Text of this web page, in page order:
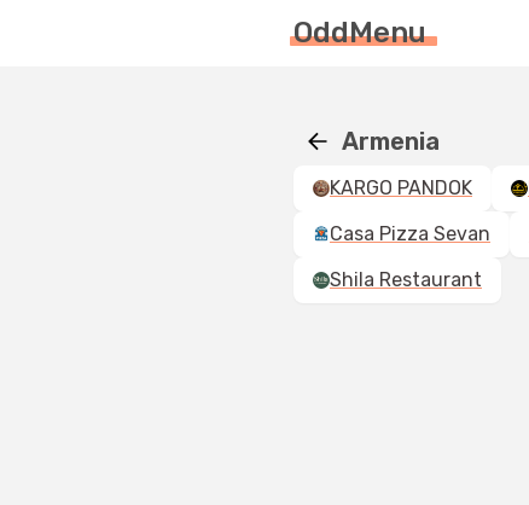
OddMenu
Armenia
KARGO PANDOK
Casa Pizza Sevan
Shila Restaurant